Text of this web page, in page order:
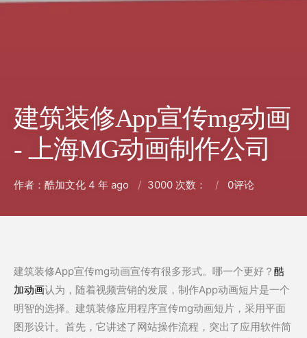
建筑装修App宣传mg动画
- 上海MG动画制作公司
作者：酷加文化 4 年 ago 3000 次数： 0评论
建筑装修App宣传mg动画宣传有很多形式。哪一个更好？ 酷
加动画认为，随着视频营销的发展，制作App动画短片是一个
明智的选择。建筑装修应用程序宣传mg动画短片，采用平面
图形设计。首先，它讲述了网站操作流程，突出了应用软件简